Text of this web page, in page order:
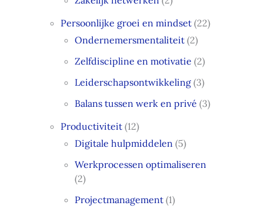
Persoonlijke groei en mindset (22)
Ondernemersmentaliteit (2)
Zelfdiscipline en motivatie (2)
Leiderschapsontwikkeling (3)
Balans tussen werk en privé (3)
Productiviteit (12)
Digitale hulpmiddelen (5)
Werkprocessen optimaliseren
(2)
Projectmanagement (1)